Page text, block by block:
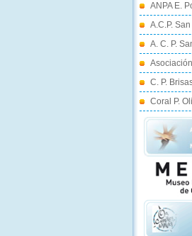
ANPA E.
A.C.P.
A. C. P.
C. P.
Coral P.